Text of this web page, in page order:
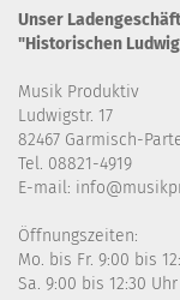
Unser
"Historischen
Musik Produktiv
Ludwigstr. 17
82467 Garmisch-
Tel. 08821-4919
E-mail:
Öffnungszeiten:
Mo. bis Fr. 9:00 bis
Sa. 9:00 bis 12:30 Uhr